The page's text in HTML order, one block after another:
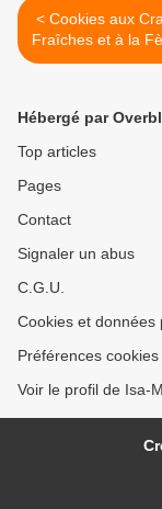
< Cookies aux Cranberries
Fraîches et à la
Hébergé par
Top articles
Pages
Contact
Signaler un abus
C.G.U.
Cookies et données
Préférences cookies
Voir le profil de Isa-